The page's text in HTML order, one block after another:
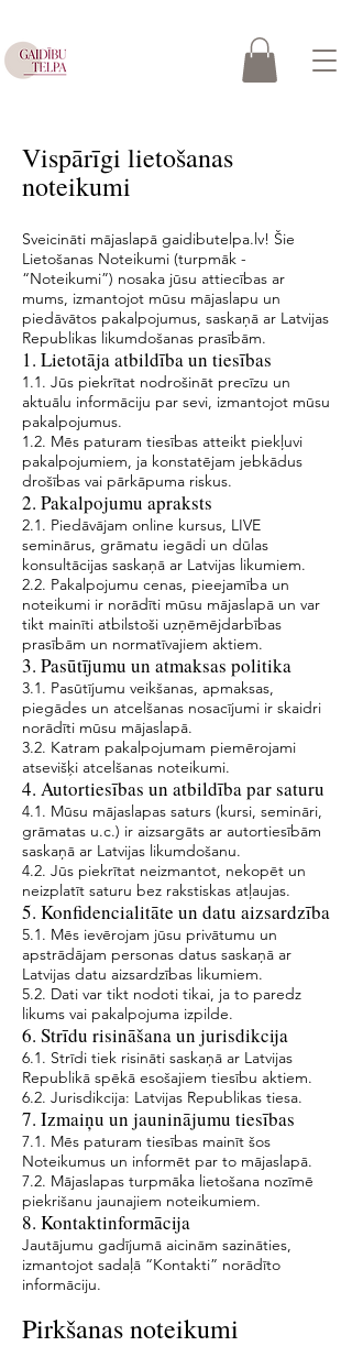
Vispārīgi lietošanas
noteikumi
Sveicināti mājaslapā gaidibutelpa.lv! Šie
Lietošanas Noteikumi (turpmāk -
“Noteikumi”) nosaka jūsu attiecības ar
mums, izmantojot mūsu mājaslapu un
piedāvātos pakalpojumus, saskaņā ar Latvijas
Republikas likumdošanas prasībām.
1. Lietotāja atbildība un tiesības
1.1. Jūs piekrītat nodrošināt precīzu un
aktuālu informāciju par sevi, izmantojot mūsu
pakalpojumus.
1.2. Mēs paturam tiesības atteikt piekļuvi
pakalpojumiem, ja konstatējam jebkādus
drošības vai pārkāpuma riskus.
2. Pakalpojumu apraksts
2.1. Piedāvājam online kursus, LIVE
seminārus, grāmatu iegādi un dūlas
konsultācijas saskaņā ar Latvijas likumiem.
2.2. Pakalpojumu cenas, pieejamība un
noteikumi ir norādīti mūsu mājaslapā un var
tikt mainīti atbilstoši uzņēmējdarbības
prasībām un normatīvajiem aktiem.
3. Pasūtījumu un atmaksas politika
3.1. Pasūtījumu veikšanas, apmaksas,
piegādes un atcelšanas nosacījumi ir skaidri
norādīti mūsu mājaslapā.
3.2. Katram pakalpojumam piemērojami
atsevišķi atcelšanas noteikumi.
4. Autortiesības un atbildība par saturu
4.1. Mūsu mājaslapas saturs (kursi, semināri,
grāmatas u.c.) ir aizsargāts ar autortiesībām
saskaņā ar Latvijas likumdošanu.
4.2. Jūs piekrītat neizmantot, nekopēt un
neizplatīt saturu bez rakstiskas atļaujas.
5. Konfidencialitāte un datu aizsardzība
5.1. Mēs ievērojam jūsu privātumu un
apstrādājam personas datus saskaņā ar
Latvijas datu aizsardzības likumiem.
5.2. Dati var tikt nodoti tikai, ja to paredz
likums vai pakalpojuma izpilde.
6. Strīdu risināšana un jurisdikcija
6.1. Strīdi tiek risināti saskaņā ar Latvijas
Republikā spēkā esošajiem tiesību aktiem.
6.2. Jurisdikcija: Latvijas Republikas tiesa.
7. Izmaiņu un jauninājumu tiesības
7.1. Mēs paturam tiesības mainīt šos
Noteikumus un informēt par to mājaslapā.
7.2. Mājaslapas turpmāka lietošana nozīmē
piekrišanu jaunajiem noteikumiem.
8. Kontaktinformācija
Jautājumu gadījumā aicinām sazināties,
izmantojot sadaļā “Kontakti” norādīto
informāciju.
Pirkšanas noteikumi